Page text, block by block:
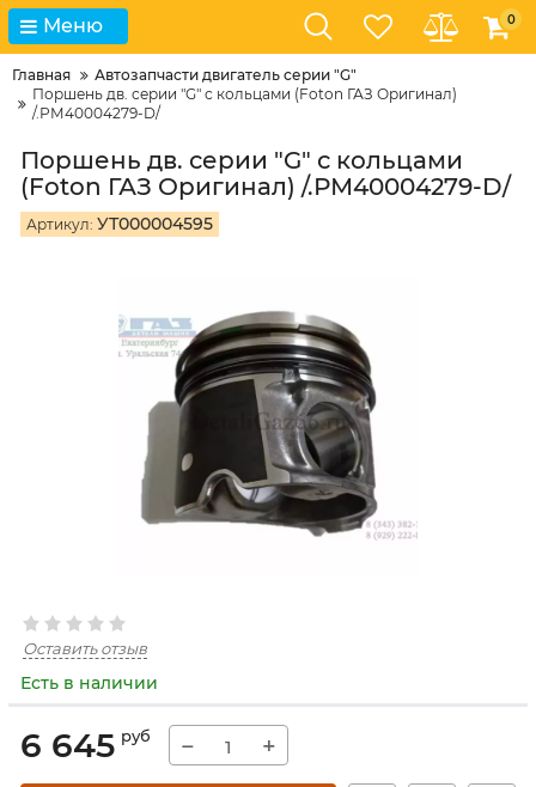
Меню 0
Главная
Автозапчасти двигатель серии "G"
Поршень дв. серии "G" с кольцами (Foton ГАЗ Оригинал)
/.РМ40004279-D/
Поршень дв. серии "G" с кольцами
(Foton ГАЗ Оригинал) /.РМ40004279-D/
Артикул: УТ000004595
Оставить отзыв
Есть в наличии
6 645 руб − +